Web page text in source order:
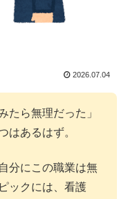
2026.07.04
たら無理だった」
あるはず。
分にこの職業は無
ックには、看護